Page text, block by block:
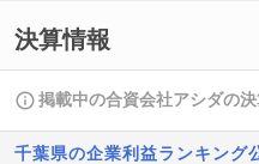
決算情報
掲載中の合資会社アシダの決
千葉県の企業利益ランキング